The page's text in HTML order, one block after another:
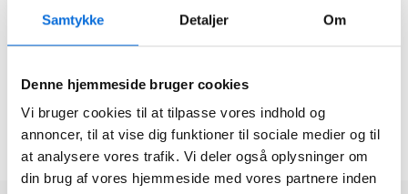
Samtykke Detaljer Om
Denne hjemmeside bruger cookies
Vi bruger cookies til at tilpasse vores indhold og
annoncer, til at vise dig funktioner til sociale medier og til
at analysere vores trafik. Vi deler også oplysninger om
din brug af vores hjemmeside med vores partnere inden
virksomhed uden aktionærer arbejder EWII for
stabile, fremtidssikrede løsninger frem for profit.
Koncernen har samtidig et stærkt fokus på grøn
energiløsninger.
Gå til hjemmeside
Gå til hjemmeside
Læs hvad vores andre